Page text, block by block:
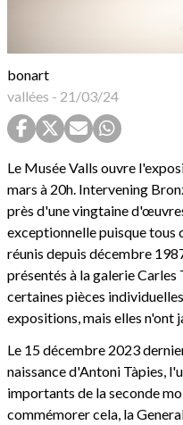
bonart
vallées - 21/03/24
Le Musée Valls ouvre
mars à 20h. Intervening
près d'une vingtaine
exceptionnelle puisque tous
réunis depuis décembre
présentés à la galerie Carles
certaines pièces
expositions, mais elles n'ont
Le 15 décembre 2023
naissance d'Antoni Tàpies,
importants de la seconde
commémorer cela, la